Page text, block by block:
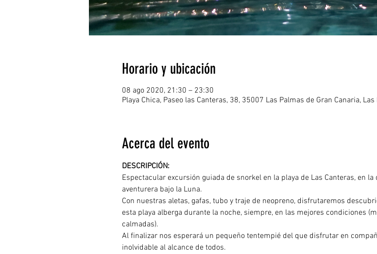
Horario y ubicación
08 ago 2020, 21:30 – 23:30
Playa Chica, Paseo las Canteras, 38, 35007 Las Palmas de Gran Canaria,
Acerca del evento
DESCRIPCIÓN:
Espectacular excursión guiada de snorkel en la playa de Las Canteras, en
aventurera bajo la Luna.
Con nuestras aletas, gafas, tubo y traje de neopreno, disfrutaremos
esta playa alberga durante la noche, siempre, en las mejores condiciones
calmadas).
Al finalizar nos esperará un pequeño tentempié del que disfrutar en
inolvidable al alcance de todos.